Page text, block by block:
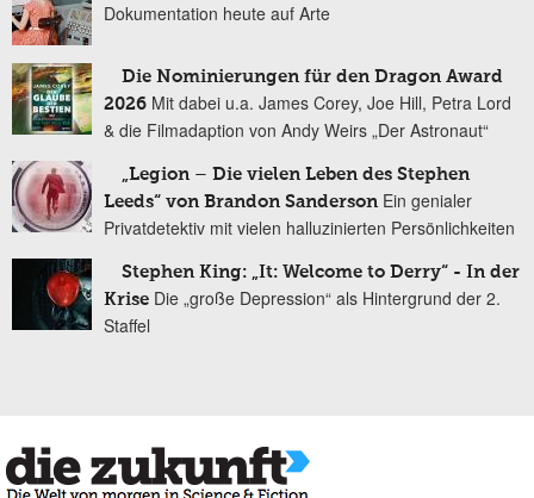
Dokumentation heute auf Arte
Die Nominierungen für den Dragon Award
2026 Mit dabei u.a. James Corey, Joe Hill, Petra Lord
& die Filmadaption von Andy Weirs „Der Astronaut“
„Legion – Die vielen Leben des Stephen
Leeds“ von Brandon Sanderson Ein genialer
Privatdetektiv mit vielen halluzinierten Persönlichkeiten
Stephen King: „It: Welcome to Derry“ - In der
Krise Die „große Depression“ als Hintergrund der 2.
Staffel